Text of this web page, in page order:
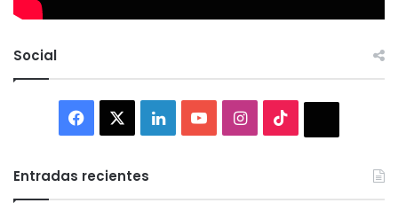
Social
Facebook LinkedInYouTubeInstagram
Entradas recientes